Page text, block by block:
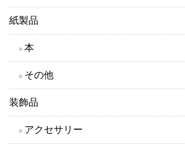
紙製品
本
その他
装飾品
アクセサリー